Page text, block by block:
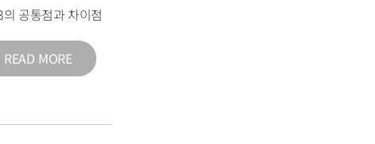
공통점과 차이점
READ MORE